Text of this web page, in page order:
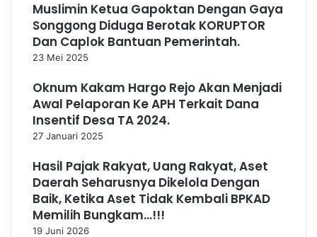
Muslimin Ketua Gapoktan Dengan Gaya
Songgong Diduga Berotak KORUPTOR
Dan Caplok Bantuan Pemerintah.
23 Mei 2025
Oknum Kakam Hargo Rejo Akan Menjadi
Awal Pelaporan Ke APH Terkait Dana
Insentif Desa TA 2024.
27 Januari 2025
Hasil Pajak Rakyat, Uang Rakyat, Aset
Daerah Seharusnya Dikelola Dengan
Baik, Ketika Aset Tidak Kembali BPKAD
Memilih Bungkam…!!!
19 Juni 2026